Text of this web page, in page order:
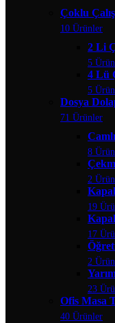
Çoklu
10 Ürünler
2 Li
5
4 Lü
5
Dosya
71 Ürünler
8
2
19
17
2
23
Ofis Masa
40 Ürünler